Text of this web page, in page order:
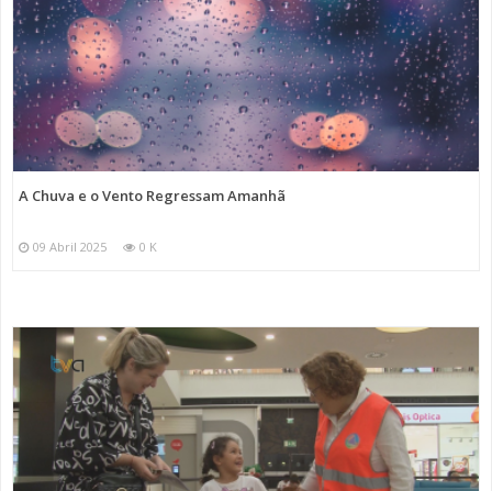
A Chuva e o Vento Regressam Amanhã
09 Abril 2025 0 K